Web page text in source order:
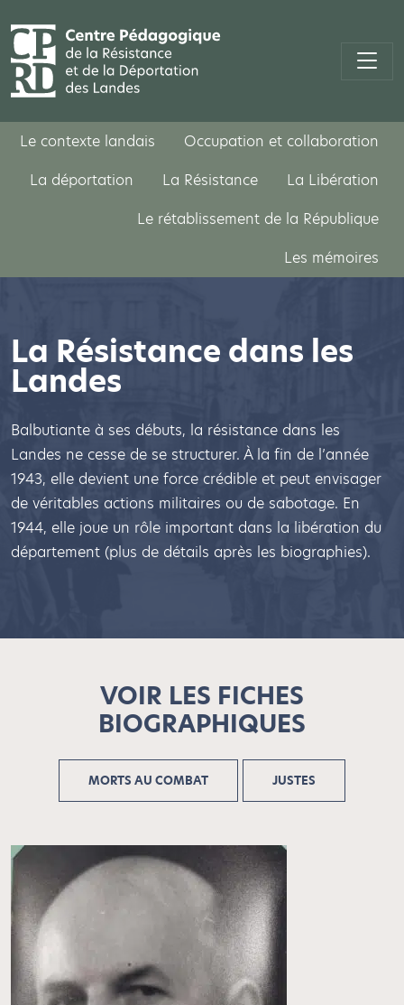
Le contexte landais
Occupation et collaboration
La déportation
La Résistance
La Libération
Le rétablissement de la République
Les mémoires
La Résistance dans les
Landes
Balbutiante à ses débuts, la résistance dans les
Landes ne cesse de se structurer. À la fin de l’année
1943, elle devient une force crédible et peut envisager
de véritables actions militaires ou de sabotage. En
1944, elle joue un rôle important dans la libération du
département (plus de détails après les biographies).
VOIR LES FICHES
BIOGRAPHIQUES
MORTS AU COMBAT JUSTES